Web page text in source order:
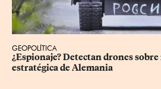
GEOPOLÍTICA
¿Espionaje? Detectan drones
estratégica de Alemania